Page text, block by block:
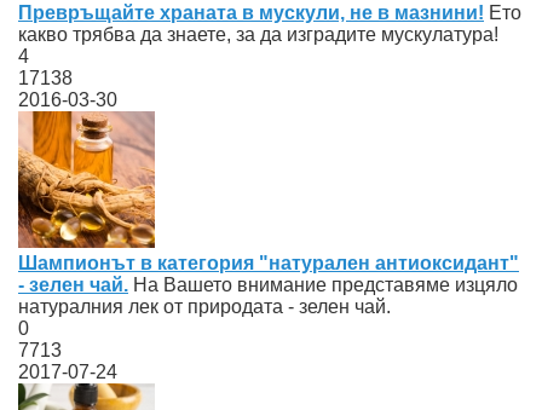
Превръщайте храната в мускули, не в мазнини! Ето
какво трябва да знаете, за да изградите мускулатура!
4
17138
2016-03-30
Шампионът в категория "натурален антиоксидант"
- зелен чай. На Вашето внимание представяме изцяло
натуралния лек от природата - зелен чай.
0
7713
2017-07-24